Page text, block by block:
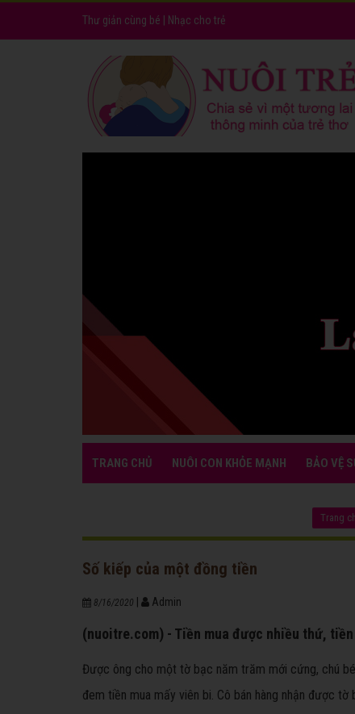
Thư giản cùng bé Nhạc cho trẻ
TRANG CHỦ NUÔI CON KHỎE MẠNH BẢO VỆ
Trang
Số kiếp của một đồng tiền
8/16/2020 Admin
(nuoitre.com) - Tiền mua được nhiều thứ,
Được ông cho một tờ bạc năm trăm mới cứng, chú
đem tiền mua mấy viên bi. Cô bán hàng nhận được